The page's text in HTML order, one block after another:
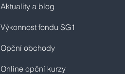
Aktuality a blog
Výkonnost fondu SG1
Opční obchody
Online opční kurzy